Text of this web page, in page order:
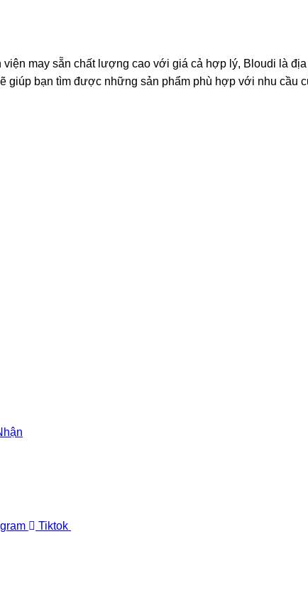
viện may sẵn chất lượng cao với giá cả hợp lý, Bloudi là
giúp bạn tìm được những sản phẩm phù hợp với nhu cầu
Tiktok